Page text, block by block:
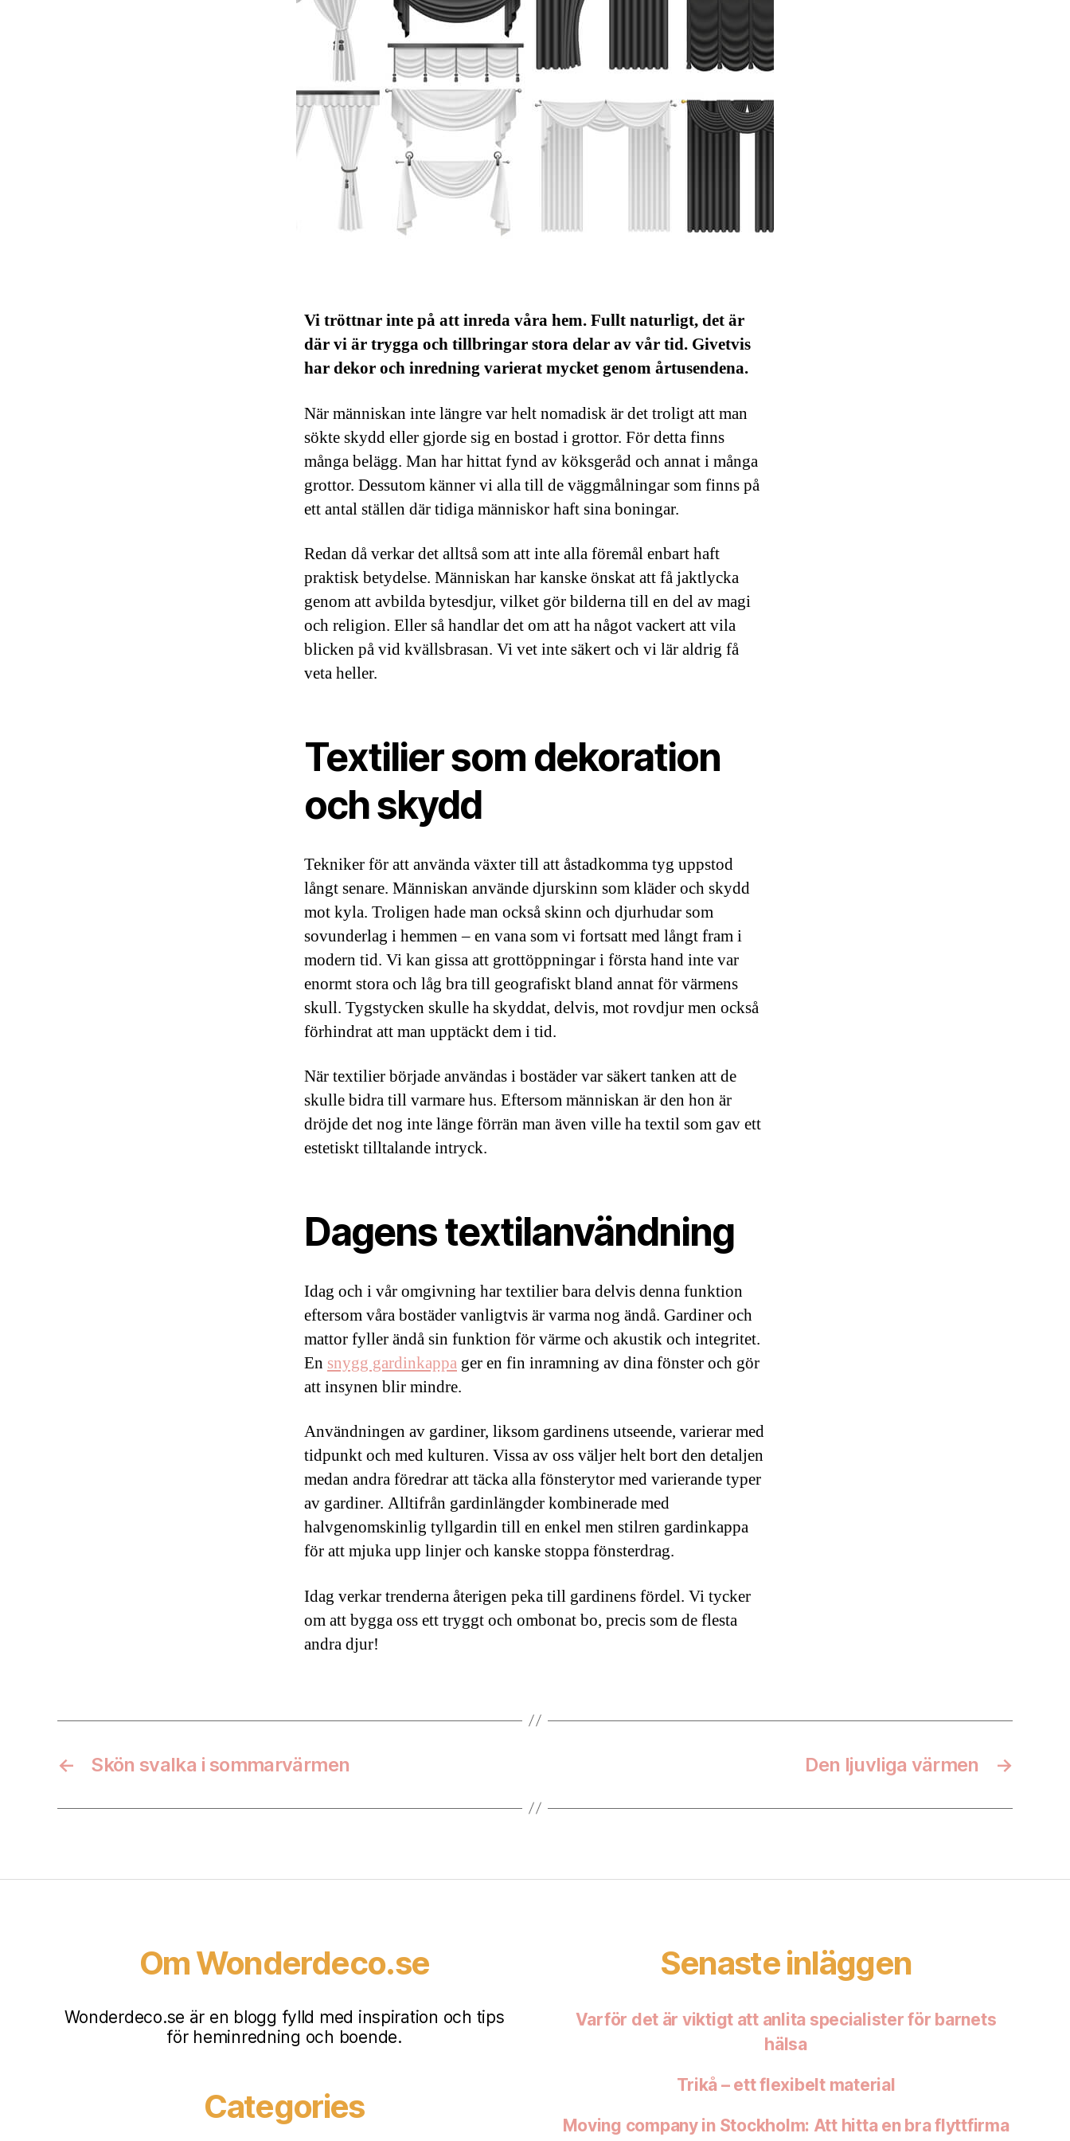
Vi tröttnar inte på att inreda våra hem. Fullt naturligt, det är
där vi är trygga och tillbringar stora delar av vår tid. Givetvis
har dekor och inredning varierat mycket genom årtusendena.
När människan inte längre var helt nomadisk är det troligt att man
sökte skydd eller gjorde sig en bostad i grottor. För detta finns
många belägg. Man har hittat fynd av köksgeråd och annat i många
grottor. Dessutom känner vi alla till de väggmålningar som finns på
ett antal ställen där tidiga människor haft sina boningar.
Redan då verkar det alltså som att inte alla föremål enbart haft
praktisk betydelse. Människan har kanske önskat att få jaktlycka
genom att avbilda bytesdjur, vilket gör bilderna till en del av magi
och religion. Eller så handlar det om att ha något vackert att vila
blicken på vid kvällsbrasan. Vi vet inte säkert och vi lär aldrig få
veta heller.
Textilier som dekoration
och skydd
Tekniker för att använda växter till att åstadkomma tyg uppstod
långt senare. Människan använde djurskinn som kläder och skydd
mot kyla. Troligen hade man också skinn och djurhudar som
sovunderlag i hemmen – en vana som vi fortsatt med långt fram i
modern tid. Vi kan gissa att grottöppningar i första hand inte var
enormt stora och låg bra till geografiskt bland annat för värmens
skull. Tygstycken skulle ha skyddat, delvis, mot rovdjur men också
förhindrat att man upptäckt dem i tid.
När textilier började användas i bostäder var säkert tanken att de
skulle bidra till varmare hus. Eftersom människan är den hon är
dröjde det nog inte länge förrän man även ville ha textil som gav ett
estetiskt tilltalande intryck.
Dagens textilanvändning
Idag och i vår omgivning har textilier bara delvis denna funktion
eftersom våra bostäder vanligtvis är varma nog ändå. Gardiner och
mattor fyller ändå sin funktion för värme och akustik och integritet.
En snygg gardinkappa ger en fin inramning av dina fönster och gör
att insynen blir mindre.
Användningen av gardiner, liksom gardinens utseende, varierar med
tidpunkt och med kulturen. Vissa av oss väljer helt bort den detaljen
medan andra föredrar att täcka alla fönsterytor med varierande typer
av gardiner. Alltifrån gardinlängder kombinerade med
halvgenomskinlig tyllgardin till en enkel men stilren gardinkappa
för att mjuka upp linjer och kanske stoppa fönsterdrag.
Idag verkar trenderna återigen peka till gardinens fördel. Vi tycker
om att bygga oss ett tryggt och ombonat bo, precis som de flesta
andra djur!
← Skön svalka i sommarvärmen →
Den ljuvliga värmen
Om Wonderdeco.se
Wonderdeco.se är en blogg fylld med inspiration och tips
för heminredning och boende.
Categories
Senaste inläggen
Varför det är viktigt att anlita specialister för barnets
hälsa
Trikå – ett flexibelt material
Moving company in Stockholm: Att hitta en bra flyttfirma